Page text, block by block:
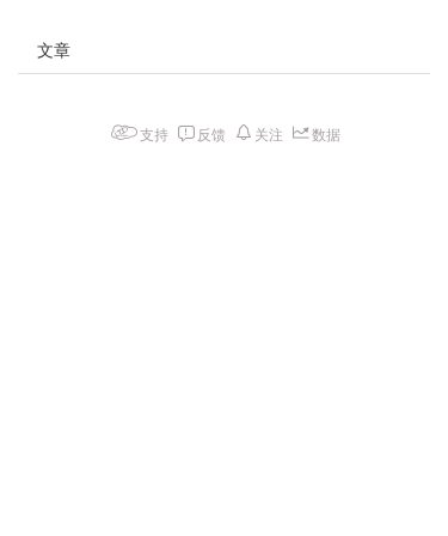
文章
支持 反馈 关注 数据